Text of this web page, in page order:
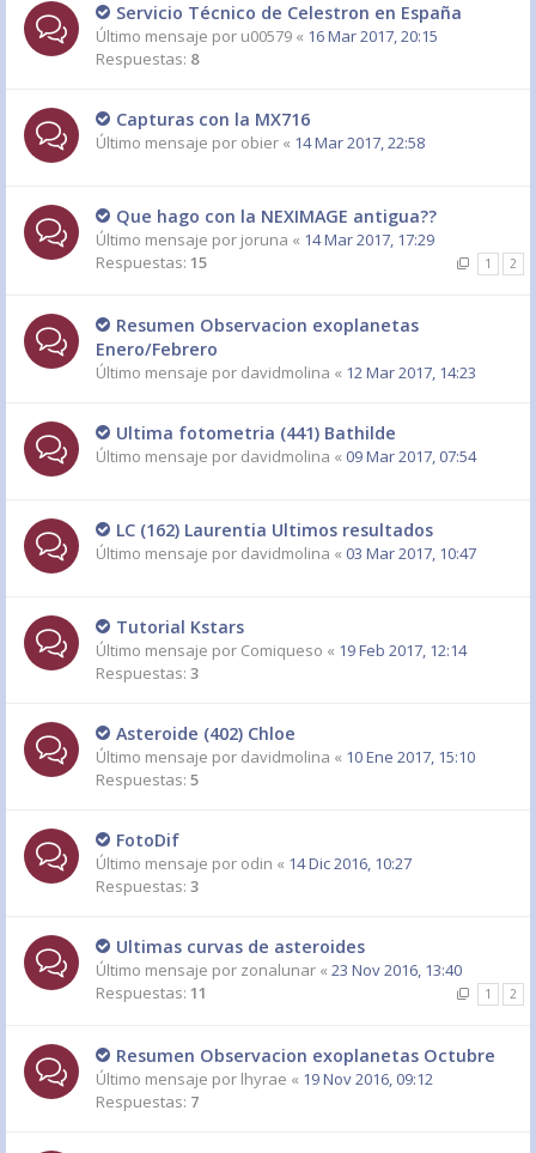
Servicio Técnico de Celestron en España
Último mensaje por u00579 « 16 Mar 2017, 20:15
Respuestas: 8
Capturas con la MX716
Último mensaje por obier « 14 Mar 2017, 22:58
Que hago con la NEXIMAGE antigua??
Último mensaje por joruna « 14 Mar 2017, 17:29
Respuestas: 15 1 2
Resumen Observacion exoplanetas
Enero/Febrero
Último mensaje por davidmolina « 12 Mar 2017, 14:23
Ultima fotometria (441) Bathilde
Último mensaje por davidmolina « 09 Mar 2017, 07:54
LC (162) Laurentia Ultimos resultados
Último mensaje por davidmolina « 03 Mar 2017, 10:47
Tutorial Kstars
Último mensaje por Comiqueso « 19 Feb 2017, 12:14
Respuestas: 3
Asteroide (402) Chloe
Último mensaje por davidmolina « 10 Ene 2017, 15:10
Respuestas: 5
FotoDif
Último mensaje por odin « 14 Dic 2016, 10:27
Respuestas: 3
Ultimas curvas de asteroides
Último mensaje por zonalunar « 23 Nov 2016, 13:40
Respuestas: 11 1 2
Resumen Observacion exoplanetas Octubre
Último mensaje por lhyrae « 19 Nov 2016, 09:12
Respuestas: 7